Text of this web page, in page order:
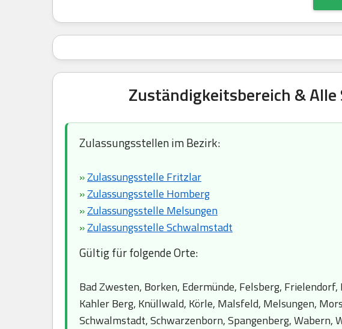
Zuständigkeitsbereich &
Zulassungsstellen im Bezirk:
»Zulassungsstelle Fritzlar
»Zulassungsstelle Homberg
»Zulassungsstelle Melsungen
»Zulassungsstelle Schwalmstadt
Gültig für folgende Orte:
Bad Zwesten, Borken, Edermünde, Felsberg,
Kahler Berg, Knüllwald, Körle, Malsfeld, Melsungen,
Schwalmstadt, Schwarzenborn, Spangenberg, Wabern,